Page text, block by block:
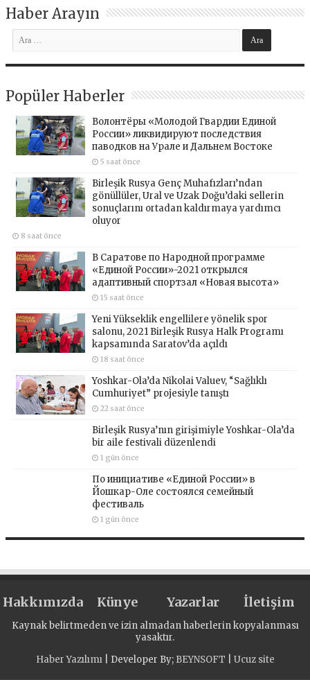
Haber Arayın
Popüler Haberler
Волонтёры «Молодой Гвардии Единой
России» ликвидируют последствия
паводков на Урале и Дальнем Востоке
5 saat önce
Birleşik Rusya Genç Muhafızları’ndan
gönüllüler, Ural ve Uzak Doğu’daki sellerin
sonuçlarını ortadan kaldırmaya yardımcı
oluyor
8 saat önce
В Саратове по Народной программе
«Единой России»-2021 открылся
адаптивный спортзал «Новая высота»
15 saat önce
Yeni Yükseklik engellilere yönelik spor
salonu, 2021 Birleşik Rusya Halk Programı
kapsamında Saratov’da açıldı
18 saat önce
Yoshkar-Ola’da Nikolai Valuev, “Sağlıklı
Cumhuriyet” projesiyle tanıştı
22 saat önce
Birleşik Rusya’nın girişimiyle Yoshkar-Ola’da
bir aile festivali düzenlendi
1 gün önce
По инициативе «Единой России» в
Йошкар-Оле состоялся семейный
фестиваль
1 gün önce
Hakkımızda Künye Yazarlar İletişim
Kaynak belirtmeden ve izin almadan haberlerin kopyalanması
yasaktır.
Haber Yazılımı| Developer By; BEYNSOFT Ucuz site